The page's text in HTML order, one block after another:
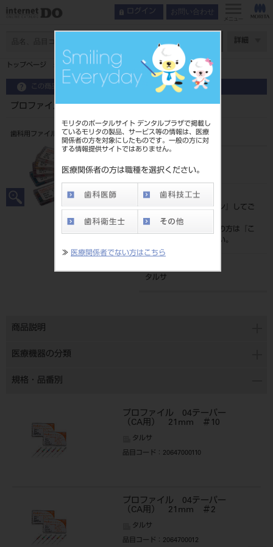
モリタのポータルサイト デンタルプラザで掲載し
ているモリタの製品、サービス等の情報は、医療
関係者の方を対象にしたものです。一般の方に対
する情報提供サイトではありません。
医療関係者の方は職種を選択ください。
≫ 医療関係者でない方はこちら
ログイン お問い合わせ
メニュー
詳細
トップページ プロファイル ０４テーパー （ＣＡ用） ２１㎜
この商品に関するお問い合わせ
プロファイル ０４テーパー （ＣＡ用） ２１㎜
歯科用ファイル（ニッケルチタン製ファイル CA用）
206470001
標準価格
ログイン
』してご
覧ください。
ネット会員登録がまだの方は『
こ
』より登録ください。
タルサ
商品説明
医療機器の分類
規格・品番別
プロファイル 04テーパー
（CA用） 21mm ＃10
タルサ
品目コード ：20647000110
プロファイル 04テーパー
（CA用） 21mm ＃2
タルサ
品目コード ：2064700012